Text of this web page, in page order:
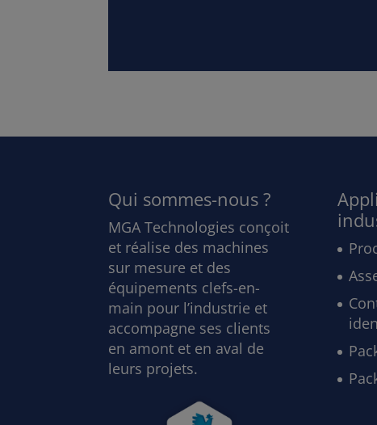
Qui sommes-nous ?
MGA Technologies conçoit
et réalise des machines
sur mesure et des
équipements clefs-en-
main pour l’industrie et
accompagne ses clients
en amont et en aval de
leurs projets.